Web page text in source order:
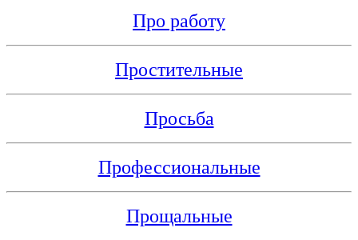
Про работу
Простительные
Просьба
Профессиональные
Прощальные